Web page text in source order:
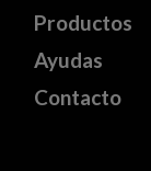
Productos
Ayudas
Contacto